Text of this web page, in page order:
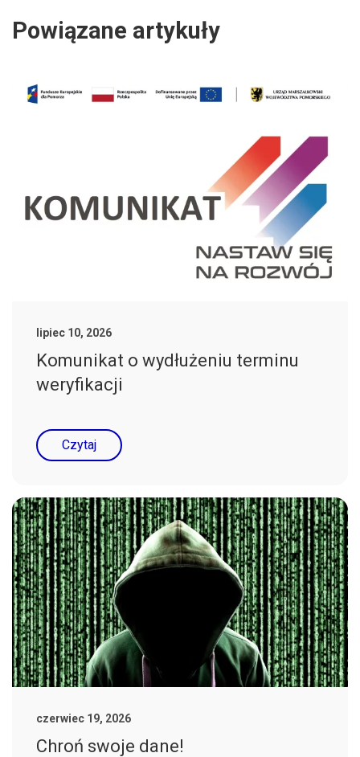
Powiązane artykuły
lipiec 10, 2026
Komunikat o wydłużeniu terminu
weryfikacji
Czytaj
czerwiec 19, 2026
Chroń swoje dane!